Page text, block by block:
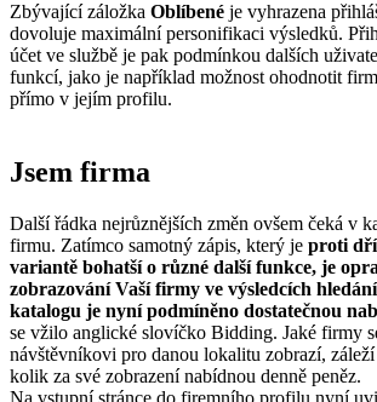
Zbývající záložka Oblíbené je vyhrazena
dovoluje maximální personifikaci výsledků.
účet ve službě je pak podmínkou dalších
funkcí, jako je například možnost ohodnotit
přímo v jejím profilu.
Jsem firma
Další řádka nejrůznějších změn ovšem čeká v
firmu. Zatímco samotný zápis, který je proti
variantě bohatší o různé další funkce, je
zobrazováníVaší firmy ve výsledcích
katalogu je nyní podmíněno dostatečnou
se vžilo anglické slovíčko Bidding. Jaké firmy
návštěvníkovi pro danou lokalitu zobrazí, záleží
kolik za své zobrazení nabídnou denně peněz.
Na vstupní stránce do firemního profilu nyní